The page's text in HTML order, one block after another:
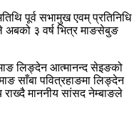
पूर्व सभामुख एवम् प्रतिनिधि
अबको ३ वर्ष भित्र माङसेबुङ
लिङ्देन आत्मानन्द सेइङको
साँबा पवित्रहाङमा लिङ्देन
राख्दै माननीय सांसद नेम्बाङले